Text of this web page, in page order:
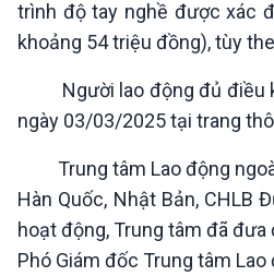
trình độ tay nghề được xác
khoảng 54 triệu đồng), tùy
Người lao động đủ điều
ngày 03/03/2025 tại trang
Trung tâm Lao động ngoài
Hàn Quốc, Nhật Bản, CHLB
hoạt động, Trung tâm đã
Phó Giám đốc Trung tâm